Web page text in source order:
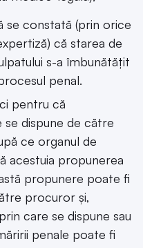
se constată (prin orice
că starea de
s-a îmbunătățit
penal.
pentru că
se dispune de către
ce organul de
acestuia propunerea
propunere poate fi
procuror și,
care se dispune sau
penale poate fi